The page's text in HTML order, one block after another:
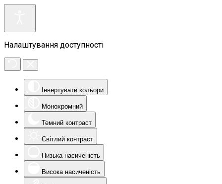
Налаштування доступності
Інвертувати кольори
Монохромний
Темний контраст
Світлий контраст
Низька насиченість
Висока насиченість